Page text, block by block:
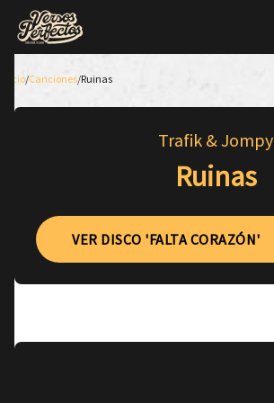
Inicio/Canciones/Ruinas
Trafik & Jompy
Ruinas
VER DISCO 'FALTA CORAZÓN'